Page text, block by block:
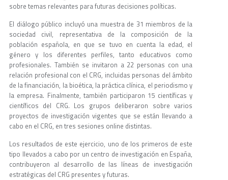
sobre temas relevantes para futuras decisiones políticas.
El diálogo público incluyó una muestra de 31 miembros de la
sociedad civil, representativa de la composición de la
población española, en que se tuvo en cuenta la edad, el
género y los diferentes perfiles, tanto educativos como
profesionales. También se invitaron a 22 personas con una
relación profesional con el CRG, incluidas personas del ámbito
de la financiación, la bioética, la práctica clínica, el periodismo y
la empresa. Finalmente, también participaron 15 científicas y
científicos del CRG. Los grupos deliberaron sobre varios
proyectos de investigación vigentes que se están llevando a
cabo en el CRG, en tres sesiones online distintas.
Los resultados de este ejercicio, uno de los primeros de este
tipo llevados a cabo por un centro de investigación en España,
contribuyeron al desarrollo de las líneas de investigación
estratégicas del CRG presentes y futuras.